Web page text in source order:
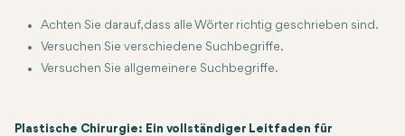
Achten Sie darauf, dass alle Wörter richtig geschrieben sind.
Versuchen Sie verschiedene Suchbegriffe.
Versuchen Sie allgemeinere Suchbegriffe.
Plastische Chirurgie: Ein vollständiger Leitfaden für